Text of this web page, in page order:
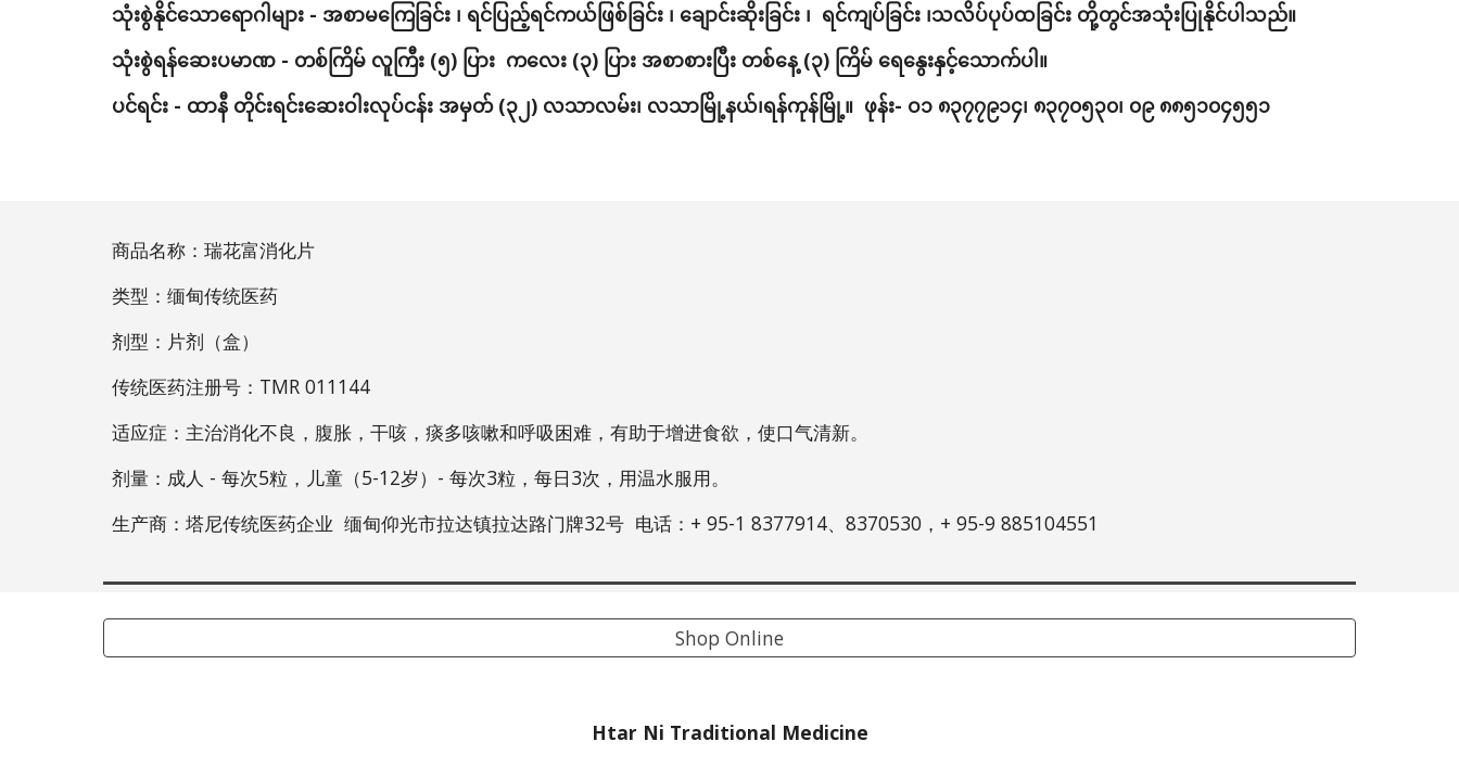
သုံးစွဲနိုင်သောရောဂါများ - အစာမကြေခြင်း ၊ ရင်ပြည့်ရင်ကယ်ဖြစ်ခြင်း ၊ ချောင်းဆိုးခြင်း ၊  ရင်ကျပ်ခြင်း ၊သလိပ်ပုပ်ထခြင်း တို့တွင်အသုံးပြုနိုင်ပါသည်။
သုံးစွဲရန်ဆေးပမာဏ - တစ်ကြိမ် လူကြီး (၅) ပြား  ကလေး (၃) ပြား အစာစားပြီး တစ်နေ့ (၃) ကြိမ် ရေနွေးနှင့်သောက်ပါ။
ပင်ရင်း - ထာနီ တိုင်းရင်းဆေးဝါးလုပ်ငန်း အမှတ် (၃၂) လသာလမ်း၊ လသာမြို့နယ်၊ရန်ကုန်မြို့။  ဖုန်း- ဝ၁ ၈၃၇၇၉၁၄၊ ၈၃၇၀၅၃၀၊ ၀၉ ၈၈၅၁၀၄၅၅၁
商品名称：瑞花富消化片
类型：缅甸传统医药
剂型：片剂（盒）
传统医药注册号：TMR 011144
适应症：主治消化不良，腹胀，干咳，痰多咳嗽和呼吸困难，有助于增进食欲，使口气清新。
剂量：成人 - 每次5粒，儿童（5-12岁）- 每次3粒，每日3次，用温水服用。
生产商：塔尼传统医药企业  缅甸仰光市拉达镇拉达路门牌32号  电话：+ 95-1 8377914、8370530，+ 95-9 885104551
Shop Online
Htar Ni Traditional Medicine